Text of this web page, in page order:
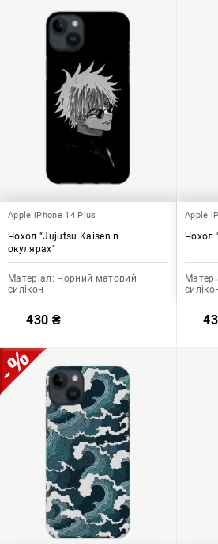
Apple iPhone 14 Plus
Чохол "Jujutsu Kaisen в
окулярах"
Матеріал: Чорний матовий
силікон
430 ₴
Apple
Чохол